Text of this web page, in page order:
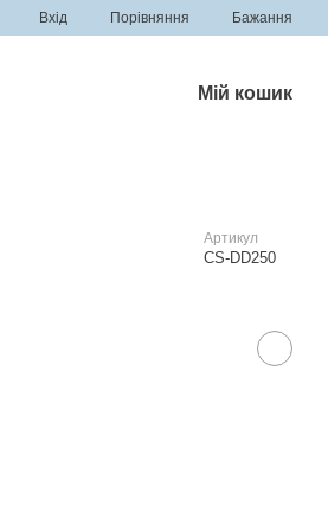
Вхід Порівняння Бажання
Мій кошик
Артикул
CS-DD250